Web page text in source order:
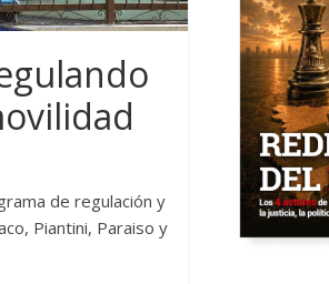
de regulación y
Piantini, Paraiso y